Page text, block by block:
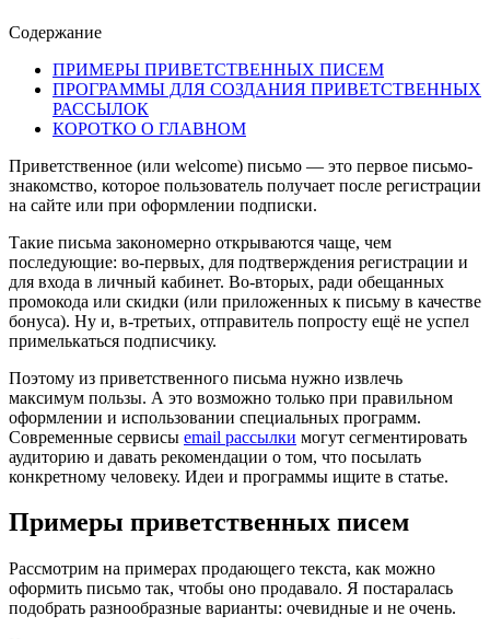
Содержание
ПРИМЕРЫ ПРИВЕТСТВЕННЫХ ПИСЕМ
ПРОГРАММЫ ДЛЯ СОЗДАНИЯ ПРИВЕТСТВЕННЫХ
РАССЫЛОК
КОРОТКО О ГЛАВНОМ
Приветственное (или welcome) письмо — это первое письмо-
знакомство, которое пользователь получает после регистрации
на сайте или при оформлении подписки.
Такие письма закономерно открываются чаще, чем
последующие: во-первых, для подтверждения регистрации и
для входа в личный кабинет. Во-вторых, ради обещанных
промокода или скидки (или приложенных к письму в качестве
бонуса). Ну и, в-третьих, отправитель попросту ещё не успел
примелькаться подписчику.
Поэтому из приветственного письма нужно извлечь
максимум пользы. А это возможно только при правильном
оформлении и использовании специальных программ.
Современные сервисы email рассылки могут сегментировать
аудиторию и давать рекомендации о том, что посылать
конкретному человеку. Идеи и программы ищите в статье.
Примеры приветственных писем
Рассмотрим на примерах продающего текста, как можно
оформить письмо так, чтобы оно продавало. Я постаралась
подобрать разнообразные варианты: очевидные и не очень.